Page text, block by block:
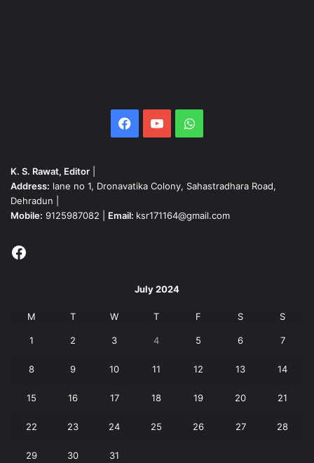
Facebook
YouTubeWhatsApp
K. S. Rawat, Editor
Address: lane no 1, Dronavatika Colony, Sahastradhara Road,
Dehradun |
Mobile: 9125987082 | Email: ksr171164@gmail.com
Facebook
July 2024
M T W T F S S
1 2 3 4 5 6 7
8 9 10 11 12 13 14
15 16 17 18 19 20 21
22 23 24 25 26 27 28
29 30 31